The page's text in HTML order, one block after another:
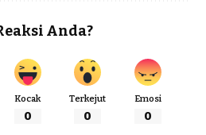
Anda?
Kocak
0
Terkejut
0
Emosi
0